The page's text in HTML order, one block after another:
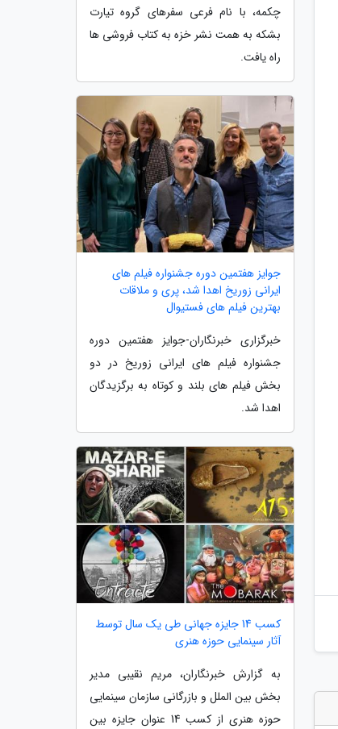
چکمه، با نام فرعی سفرهای گروه تیارت
بشکه به همت نشر خزه به کتاب فروشی ها
راه یافت.
جوایز هفتمین دوره جشنواره فیلم های
ایرانی زوریخ اهدا شد، پری و ملاقات
بهترین فیلم های فستیوال
خبرگزاری خبرنگاران-جوایز هفتمین دوره
جشنواره فیلم های ایرانی زوریخ در دو
بخش فیلم های بلند و کوتاه به برگزیدگان
اهدا شد.
کسب 14 جایزه جهانی طی یک سال توسط
آثار سینمایی حوزه هنری
به گزارش خبرنگاران، مریم نقیبی مدیر
بخش بین الملل و بازرگانی سازمان سینمایی
حوزه هنری از کسب 14 عنوان جایزه بین